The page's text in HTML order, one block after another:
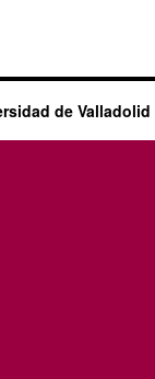
de Valladolid